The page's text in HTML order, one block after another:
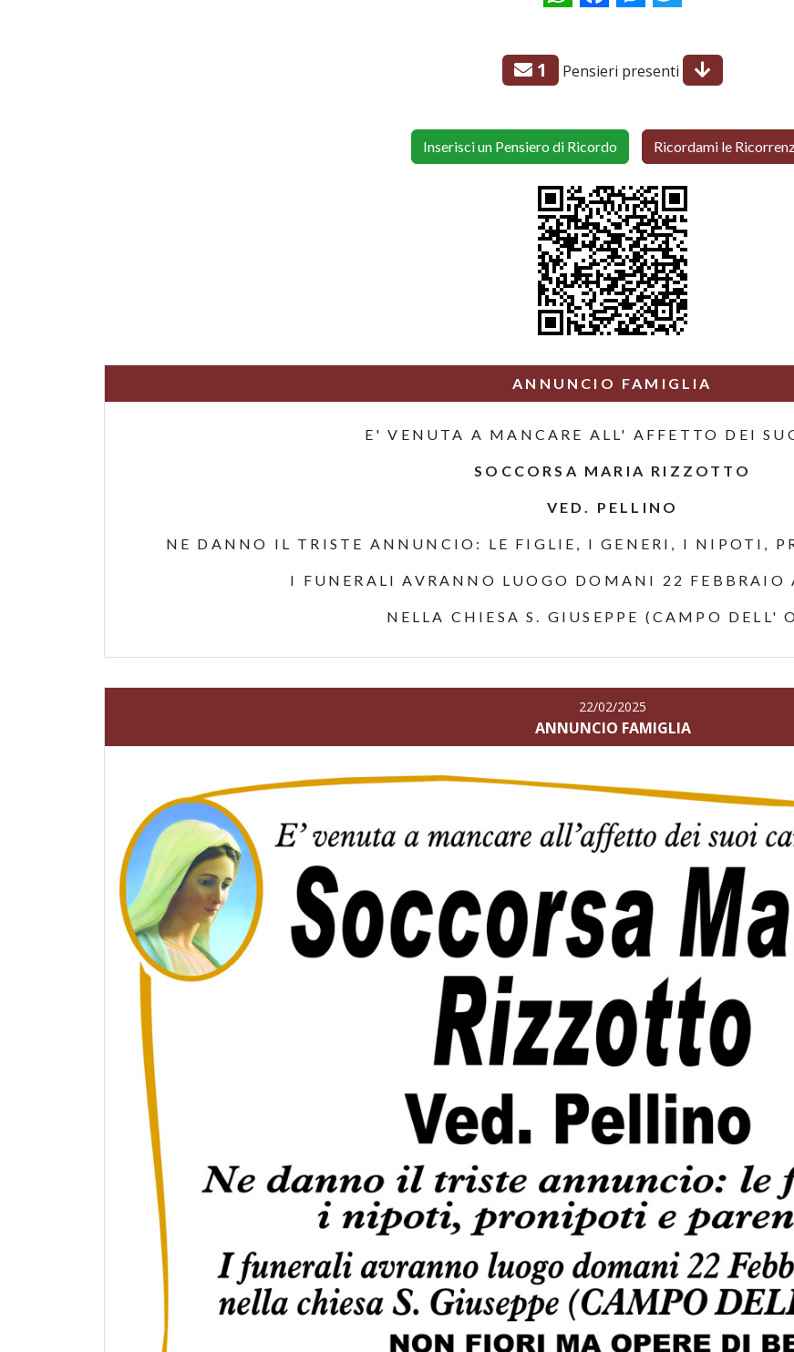
1 Pensieri presenti
Inserisci un Pensiero di Ricordo Ricordami le
ANNUNCIO FAMIGLIA
E' VENUTA A MANCARE ALL' AFFETTO DEI
SOCCORSA MARIA RIZZOTTO
VED. PELLINO
NE DANNO IL TRISTE ANNUNCIO: LE FIGLIE, I GENERI, I NIPOTI,
I FUNERALI AVRANNO LUOGO DOMANI 22 FEBBRAIO
NELLA CHIESA S. GIUSEPPE (CAMPO DELL'
22/02/2025
ANNUNCIO FAMIGLIA